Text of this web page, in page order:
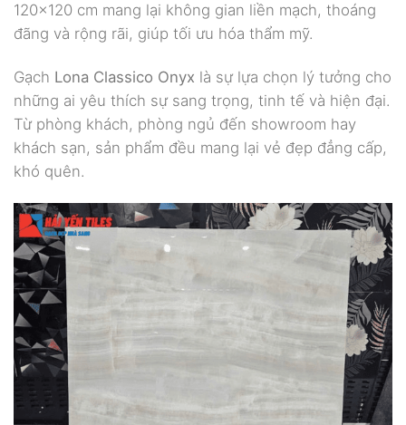
120×120 cm mang lại không gian liền mạch, thoáng
đãng và rộng rãi, giúp tối ưu hóa thẩm mỹ.
Gạch Lona Classico Onyx là sự lựa chọn lý tưởng cho
những ai yêu thích sự sang trọng, tinh tế và hiện đại.
Từ phòng khách, phòng ngủ đến showroom hay
khách sạn, sản phẩm đều mang lại vẻ đẹp đẳng cấp,
khó quên.